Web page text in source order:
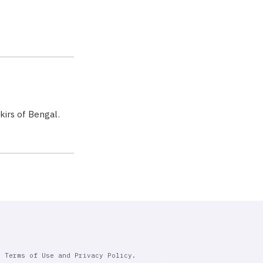
of Bengal.
of Use and Privacy Policy.